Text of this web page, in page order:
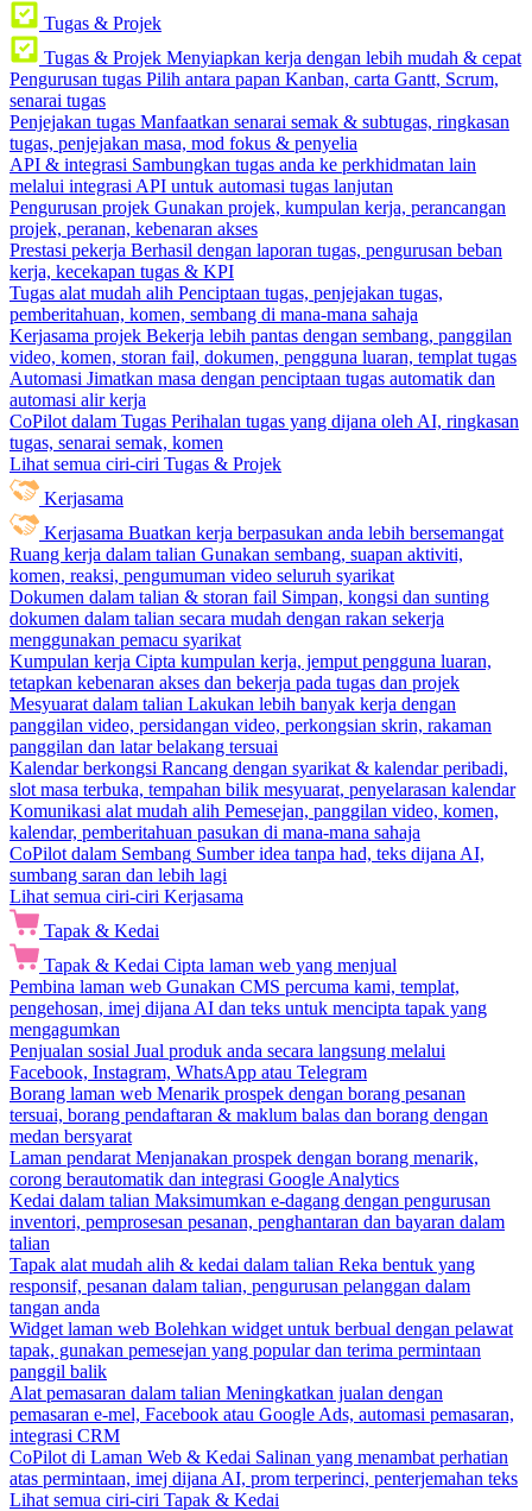
Tugas & Projek
Tugas & Projek Menyiapkan kerja dengan lebih mudah & cepat
Pengurusan tugas Pilih antara papan Kanban, carta Gantt, Scrum,
senarai tugas
Penjejakan tugas Manfaatkan senarai semak & subtugas, ringkasan
tugas, penjejakan masa, mod fokus & penyelia
API & integrasi Sambungkan tugas anda ke perkhidmatan lain
melalui integrasi API untuk automasi tugas lanjutan
Pengurusan projek Gunakan projek, kumpulan kerja, perancangan
projek, peranan, kebenaran akses
Prestasi pekerja Berhasil dengan laporan tugas, pengurusan beban
kerja, kecekapan tugas & KPI
Tugas alat mudah alih Penciptaan tugas, penjejakan tugas,
pemberitahuan, komen, sembang di mana-mana sahaja
Kerjasama projek Bekerja lebih pantas dengan sembang, panggilan
video, komen, storan fail, dokumen, pengguna luaran, templat tugas
Automasi Jimatkan masa dengan penciptaan tugas automatik dan
automasi alir kerja
CoPilot dalam Tugas Perihalan tugas yang dijana oleh AI, ringkasan
tugas, senarai semak, komen
Lihat semua ciri-ciri Tugas & Projek
Kerjasama
Kerjasama Buatkan kerja berpasukan anda lebih bersemangat
Ruang kerja dalam talian Gunakan sembang, suapan aktiviti,
komen, reaksi, pengumuman video seluruh syarikat
Dokumen dalam talian & storan fail Simpan, kongsi dan sunting
dokumen dalam talian secara mudah dengan rakan sekerja
menggunakan pemacu syarikat
Kumpulan kerja Cipta kumpulan kerja, jemput pengguna luaran,
tetapkan kebenaran akses dan bekerja pada tugas dan projek
Mesyuarat dalam talian Lakukan lebih banyak kerja dengan
panggilan video, persidangan video, perkongsian skrin, rakaman
panggilan dan latar belakang tersuai
Kalendar berkongsi Rancang dengan syarikat & kalendar peribadi,
slot masa terbuka, tempahan bilik mesyuarat, penyelarasan kalendar
Komunikasi alat mudah alih Pemesejan, panggilan video, komen,
kalendar, pemberitahuan pasukan di mana-mana sahaja
CoPilot dalam Sembang Sumber idea tanpa had, teks dijana AI,
sumbang saran dan lebih lagi
Lihat semua ciri-ciri Kerjasama
Tapak & Kedai
Tapak & Kedai Cipta laman web yang menjual
Pembina laman web Gunakan CMS percuma kami, templat,
pengehosan, imej dijana AI dan teks untuk mencipta tapak yang
mengagumkan
Penjualan sosial Jual produk anda secara langsung melalui
Facebook, Instagram, WhatsApp atau Telegram
Borang laman web Menarik prospek dengan borang pesanan
tersuai, borang pendaftaran & maklum balas dan borang dengan
medan bersyarat
Laman pendarat Menjanakan prospek dengan borang menarik,
corong berautomatik dan integrasi Google Analytics
Kedai dalam talian Maksimumkan e-dagang dengan pengurusan
inventori, pemprosesan pesanan, penghantaran dan bayaran dalam
talian
Tapak alat mudah alih & kedai dalam talian Reka bentuk yang
responsif, pesanan dalam talian, pengurusan pelanggan dalam
tangan anda
Widget laman web Bolehkan widget untuk berbual dengan pelawat
tapak, gunakan pemesejan yang popular dan terima permintaan
panggil balik
Alat pemasaran dalam talian Meningkatkan jualan dengan
pemasaran e-mel, Facebook atau Google Ads, automasi pemasaran,
integrasi CRM
CoPilot di Laman Web & Kedai Salinan yang menambat perhatian
atas permintaan, imej dijana AI, prom terperinci, penterjemahan teks
Lihat semua ciri-ciri Tapak & Kedai